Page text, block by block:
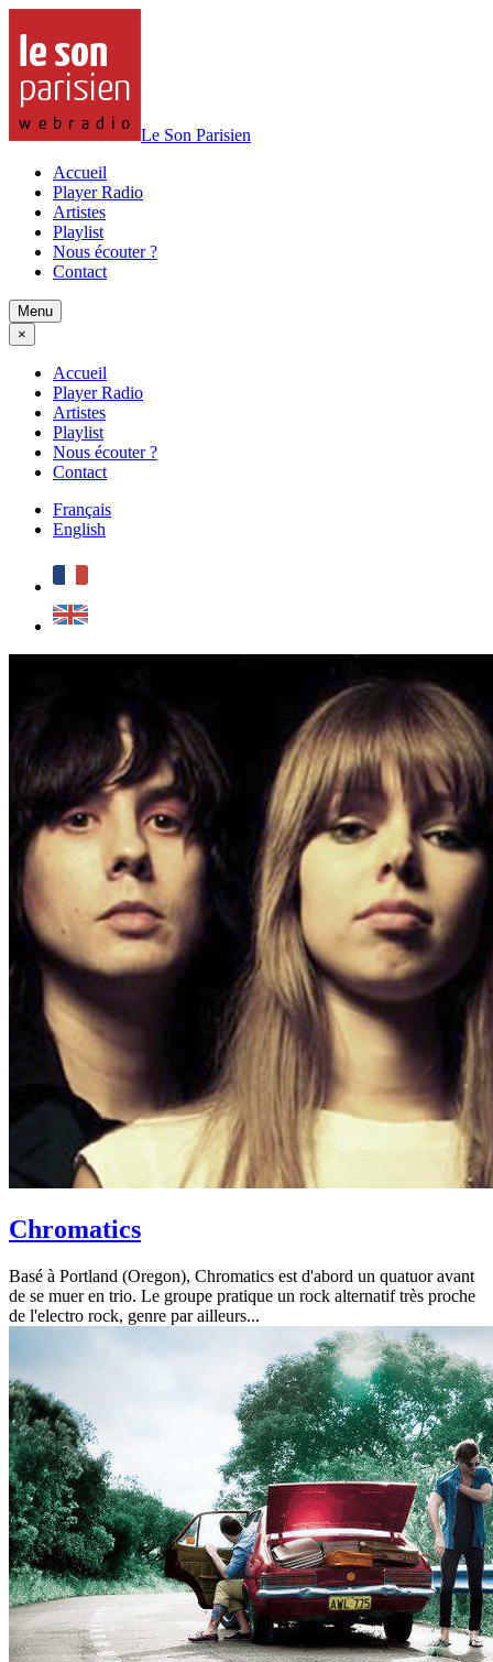
Le Son Parisien
Accueil
Player Radio
Artistes
Playlist
Nous écouter ?
Contact
Menu
×
Accueil
Player Radio
Artistes
Playlist
Nous écouter ?
Contact
Français
English
Chromatics
Basé à Portland (Oregon), Chromatics est d'abord un quatuor avant
de se muer en trio. Le groupe pratique un rock alternatif très proche
de l'electro rock, genre par ailleurs...